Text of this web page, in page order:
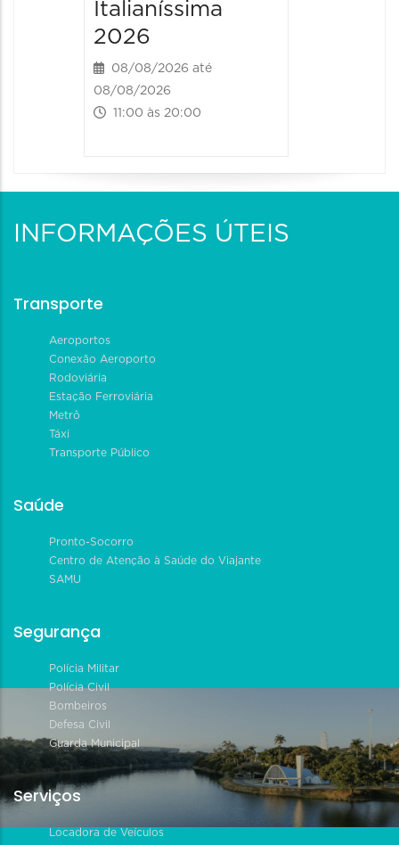
Italianíssima
2026
08/08/2026 até
08/08/2026
11:00 às 20:00
INFORMAÇÕES ÚTEIS
Transporte
Aeroportos
Conexão Aeroporto
Rodoviária
Estação Ferroviária
Metrô
Táxi
Transporte Público
Saúde
Pronto-Socorro
Centro de Atenção à Saúde do Viajante
SAMU
Segurança
Polícia Militar
Polícia Civil
Bombeiros
Defesa Civil
Guarda Municipal
Serviços
Locadora de Veículos